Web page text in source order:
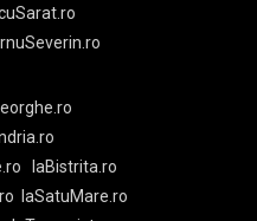
laBistrita.ro
laSatuMare.ro